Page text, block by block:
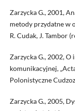
Zarzycka G., 2001,
metody przydatne w
R. Cudak, J. Tambor
Zarzycka G., 2002,
komunikacyjnej,
Polonistyczne
Zarzycka G., 2005,